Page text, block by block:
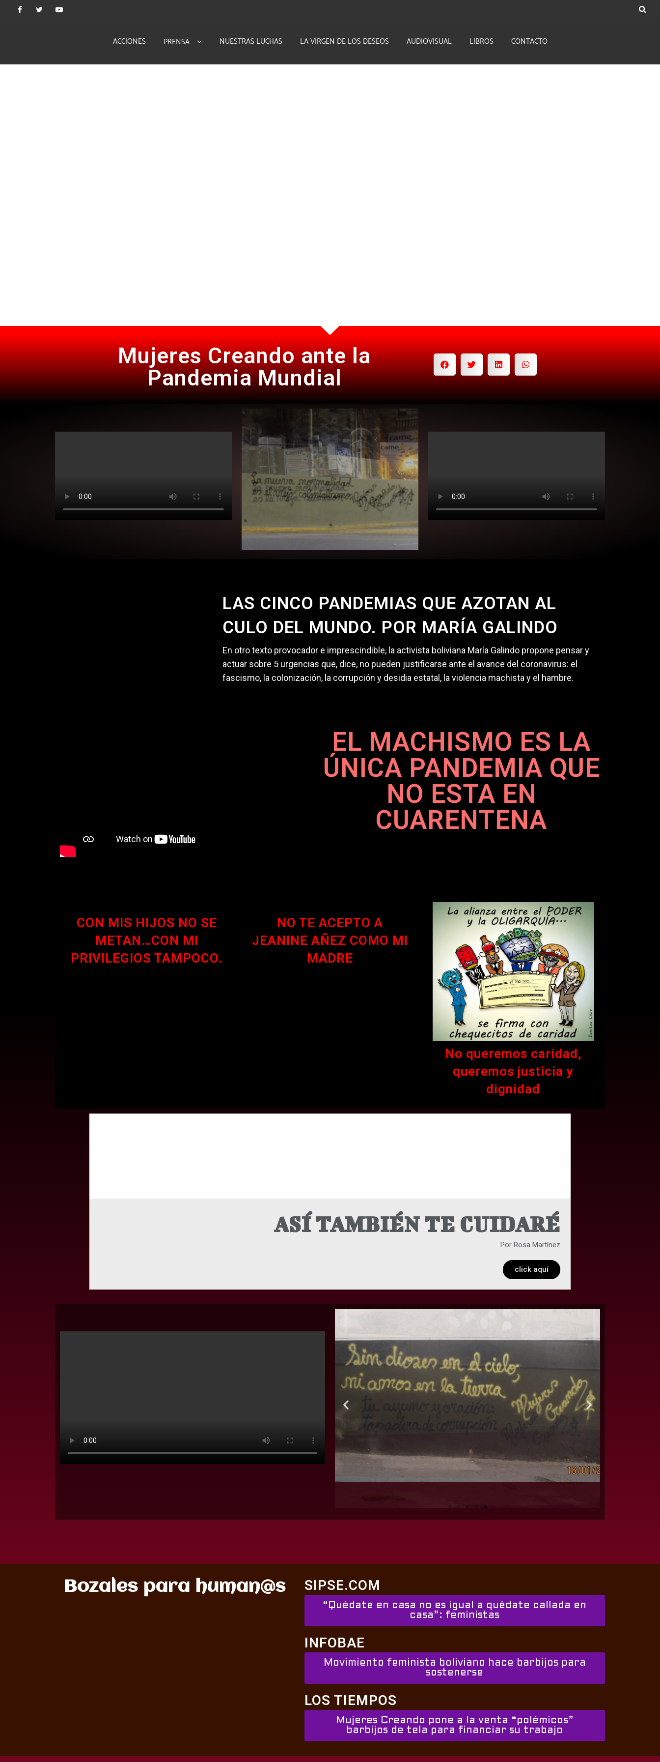
ACCIONES PRENSA NUESTRAS LUCHAS LA VIRGEN DE LOS DESEOS AUDIOVISUAL LIBROS CONTACTO
Mujeres Creando ante la
Pandemia Mundial
LAS CINCO PANDEMIAS QUE AZOTAN AL
CULO DEL MUNDO. POR MARÍA GALINDO
En otro texto provocador e imprescindible, la activista boliviana María Galindo propone pensar y
actuar sobre 5 urgencias que, dice, no pueden justificarse ante el avance del coronavirus: el
fascismo, la colonización, la corrupción y desidia estatal, la violencia machista y el hambre.
EL MACHISMO ES LA
ÚNICA PANDEMIA QUE
NO ESTA EN
CUARENTENA
CON MIS HIJOS NO SE
METAN…CON MI
PRIVILEGIOS TAMPOCO.
NO TE ACEPTO A
JEANINE AÑEZ COMO MI
MADRE
No queremos caridad,
queremos justicia y
dignidad
ASÍ TAMBIÉN TE CUIDARÉ
Por Rosa Martínez
click aquí
Bozales para human@s SIPSE.COM
“Quédate en casa no es igual a quédate callada en
casa”: feministas
INFOBAE
Movimiento feminista boliviano hace barbijos para
sostenerse
LOS TIEMPOS
Mujeres Creando pone a la venta “polémicos”
barbijos de tela para financiar su trabajo